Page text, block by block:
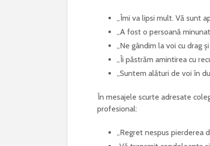
„Îmi va lipsi mult. Vă sunt
„A fost o persoană
„Ne gândim la voi cu drag
„Îi păstrăm amintirea cu
„Suntem alături de voi în
În mesajele scurte adresate
profesional:
„Regret nespus pierderea